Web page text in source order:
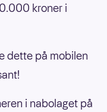
kroner i
dette på mobilen
i nabolaget på